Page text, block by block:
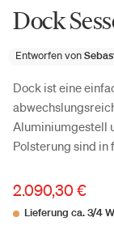
Dock
Entworfen von
Dock ist eine
Aluminiumgestell
Polsterung sind in
2.090,30 €
Lieferung ca. 3/4